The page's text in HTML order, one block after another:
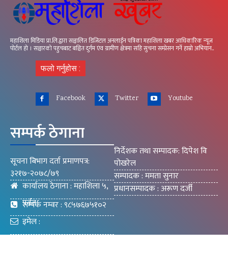
महाशिला मिडिया प्रा.लि.द्वारा सञ्चालित डिजिटल अनलाईन पत्रिका महाशिला खबर आधिकारिक न्यूज
पोर्टल हो । सञ्चारको पहुचबाट बञ्चित दुर्गम एंव ग्रामीण क्षेत्रमा सहि सुचना सम्प्रेसन गर्ने हाम्रो अभियान..
फलो गर्नुहोस :
Facebook Twitter Youtube
सम्पर्क ठेगाना
सूचना बिभाग दर्ता प्रमाणपत्र:
३२१७-२०७८/७९
कार्यालय ठेगाना : महाशिला ५,
पर्वत
सम्पर्क नम्वर : ९८५७६७५१०२
इमेल :
mahashilakhabar9@gmail.com
निर्देशक तथा सम्पादक: दिपेश वि
पोखरेल
सम्पादक : ममता सुनार
प्रधानसम्पादक : अरूण दर्जी